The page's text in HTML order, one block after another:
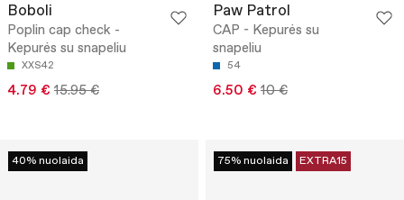
Boboli
Poplin cap check -
Kepurės su snapeliu
XXS42
4.79 € 15.95 €
Paw Patrol
CAP - Kepurės su
snapeliu
54
6.50 € 10 €
40% nuolaida 75% nuolaida EXTRA15